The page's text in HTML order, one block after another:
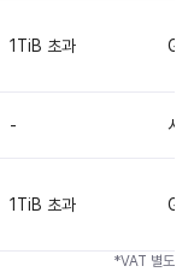
1TiB 초과
- 시
1TiB 초과
*VAT 별도